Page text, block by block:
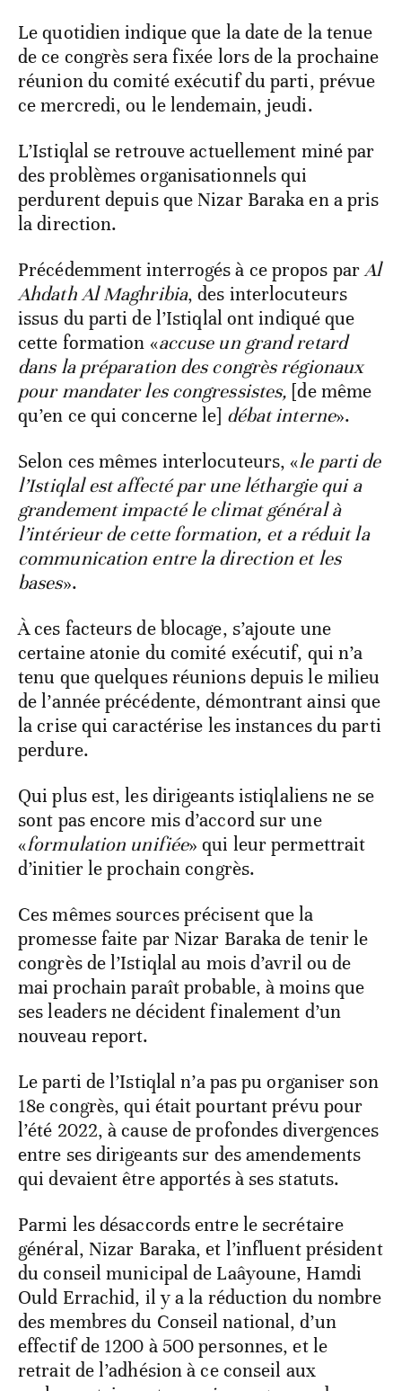
Le quotidien indique que la date de la tenue
de ce congrès sera fixée lors de la prochaine
réunion du comité exécutif du parti, prévue
ce mercredi, ou le lendemain, jeudi.
L’Istiqlal se retrouve actuellement miné par
des problèmes organisationnels qui
perdurent depuis que Nizar Baraka en a pris
la direction.
Précédemment interrogés à ce propos parAl
Ahdath Al Maghribia, des interlocuteurs
issus du parti de l’Istiqlal ont indiqué que
cette formation «accuse un grand retard
dans la préparation des congrès régionaux
pour mandater les congressistes, [de même
qu’en ce qui concerne le] débat interne».
Selon ces mêmes interlocuteurs, «le parti de
l’Istiqlal est affecté par une léthargie qui a
grandement impacté le climat général à
l’intérieur de cette formation, et a réduit la
communication entre la direction et les
bases».
À ces facteurs de blocage, s’ajoute une
certaine atonie du comité exécutif, qui n’a
tenu que quelques réunions depuis le milieu
de l’année précédente, démontrant ainsi que
la crise qui caractérise les instances du parti
perdure.
Qui plus est, les dirigeants istiqlaliens ne se
sont pas encore mis d’accord sur une
«formulation unifiée» qui leur permettrait
d’initier le prochain congrès.
Ces mêmes sources précisent que la
promesse faite par Nizar Baraka de tenir le
congrès de l’Istiqlal au mois d’avril ou de
mai prochain paraît probable, à moins que
ses leaders ne décident finalement d’un
nouveau report.
Le parti de l’Istiqlal n’a pas pu organiser son
18e congrès, qui était pourtant prévu pour
l’été 2022, à cause de profondes divergences
entre ses dirigeants sur des amendements
qui devaient être apportés à ses statuts.
Parmi les désaccords entre le secrétaire
général, Nizar Baraka, et l’influent président
du conseil municipal de Laâyoune, Hamdi
Ould Errachid, il y a la réduction du nombre
des membres du Conseil national, d’un
effectif de 1200 à 500 personnes, et le
retrait de l’adhésion à ce conseil aux